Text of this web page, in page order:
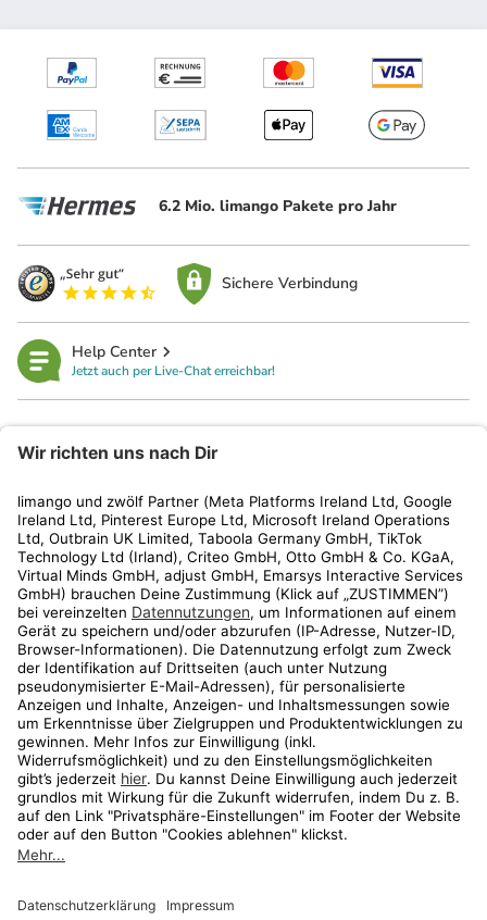
6.2 Mio. limango Pakete pro Jahr
Sichere Verbindung
Help Center
Jetzt auch per Live-Chat erreichbar!
Kundenservice
Shop
Aktionen
Travel